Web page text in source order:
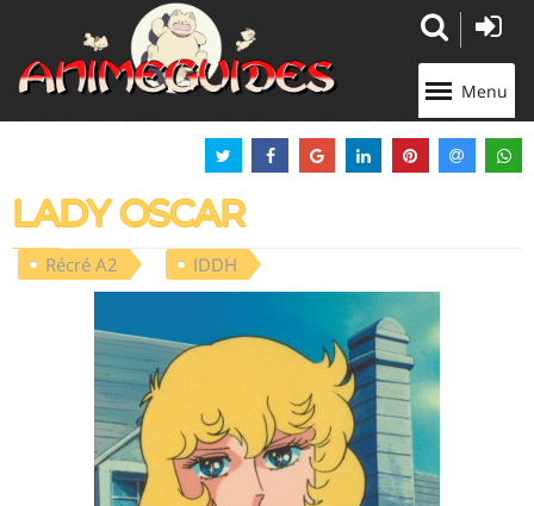
Menu
LADY OSCAR
Récré A2 IDDH
Panneau de gestion des cookies